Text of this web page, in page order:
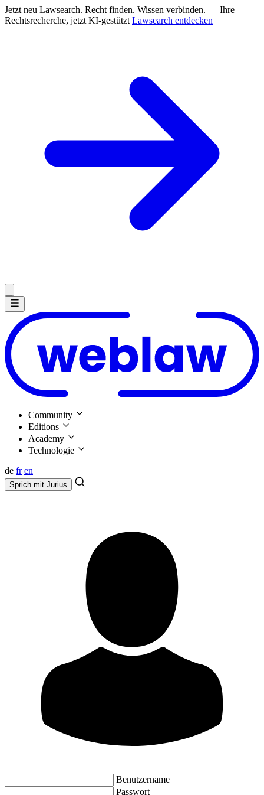
Jetzt neu Lawsearch. Recht finden. Wissen verbinden. — Ihre
Rechtsrecherche, jetzt KI-gestützt Lawsearch entdecken
Community
Editions
Academy
Technologie
de fr en
Sprich mit Jurius
Benutzername
Passwort